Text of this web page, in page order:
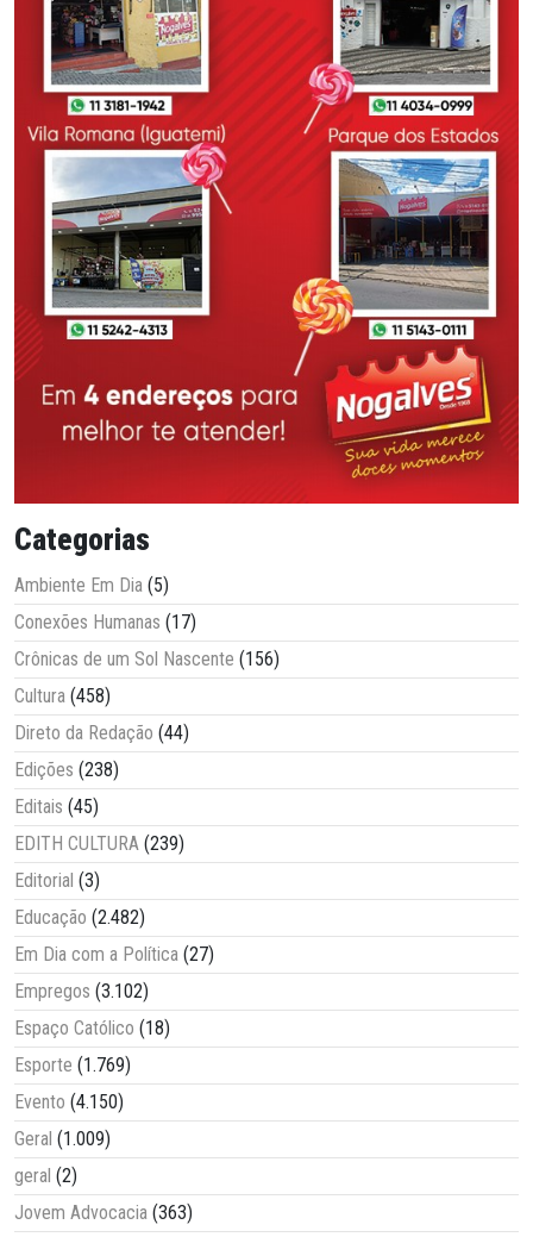
Categorias
Ambiente Em Dia (5)
Conexões Humanas (17)
Crônicas de um Sol Nascente (156)
Cultura (458)
Direto da Redação (44)
Edições (238)
Editais (45)
EDITH CULTURA (239)
Editorial (3)
Educação (2.482)
Em Dia com a Política (27)
Empregos (3.102)
Espaço Católico (18)
Esporte (1.769)
Evento (4.150)
Geral (1.009)
geral (2)
Jovem Advocacia (363)